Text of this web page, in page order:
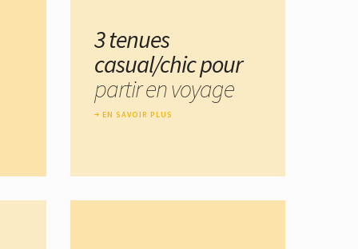
3 tenues
casual/chic pour
partir en voyage
EN SAVOIR PLUS